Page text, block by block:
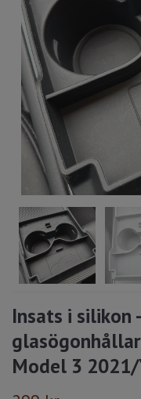
Insats i silikon
Model 3